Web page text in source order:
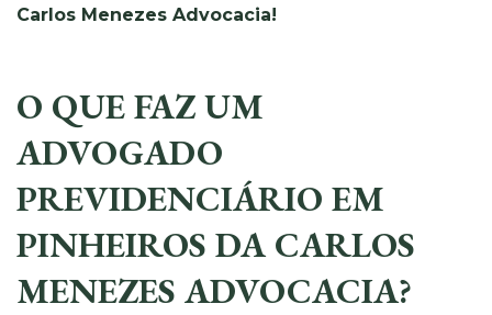
Carlos Menezes Advocacia!
O QUE FAZ UM
ADVOGADO
PREVIDENCIÁRIO EM
PINHEIROS DA CARLOS
MENEZES ADVOCACIA?